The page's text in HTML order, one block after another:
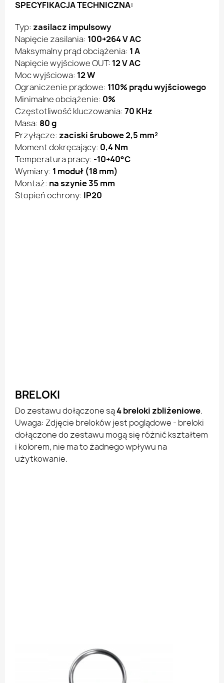
SPECYFIKACJA TECHNICZNA:
Typ: zasilacz impulsowy
Napięcie zasilania: 100÷264 V AC
Maksymalny prąd obciążenia: 1 A
Napięcie wyjściowe OUT: 12 V AC
Moc wyjściowa: 12 W
Ograniczenie prądowe: 110% prądu wyjściowego
Minimalne obciążenie: 0%
Częstotliwość kluczowania: 70 KHz
Masa: 80 g
Przyłącze: zaciski śrubowe 2,5 mm²
Moment dokręcający: 0,4 Nm
Temperatura pracy: -10÷40°C
Wymiary: 1 moduł (18 mm)
Montaż: na szynie 35 mm
Stopień ochrony: IP20
BRELOKI
Do zestawu dołączone są4 breloki zbliżeniowe.
Uwaga: Zdjęcie breloków jest poglądowe - breloki
dołączone do zestawu mogą się różnić kształtem
i kolorem, nie ma to żadnego wpływu na
użytkowanie.